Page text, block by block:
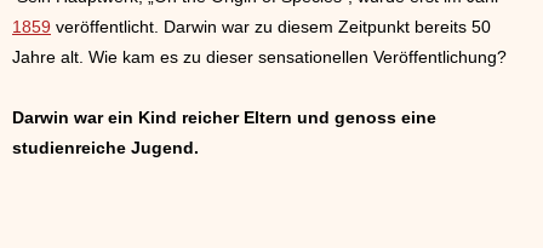
1859 veröffentlicht. Darwin war zu diesem Zeitpunkt bereits 50
Jahre alt. Wie kam es zu dieser sensationellen Veröffentlichung?
Darwin war ein Kind reicher Eltern und genoss eine
studienreiche Jugend.